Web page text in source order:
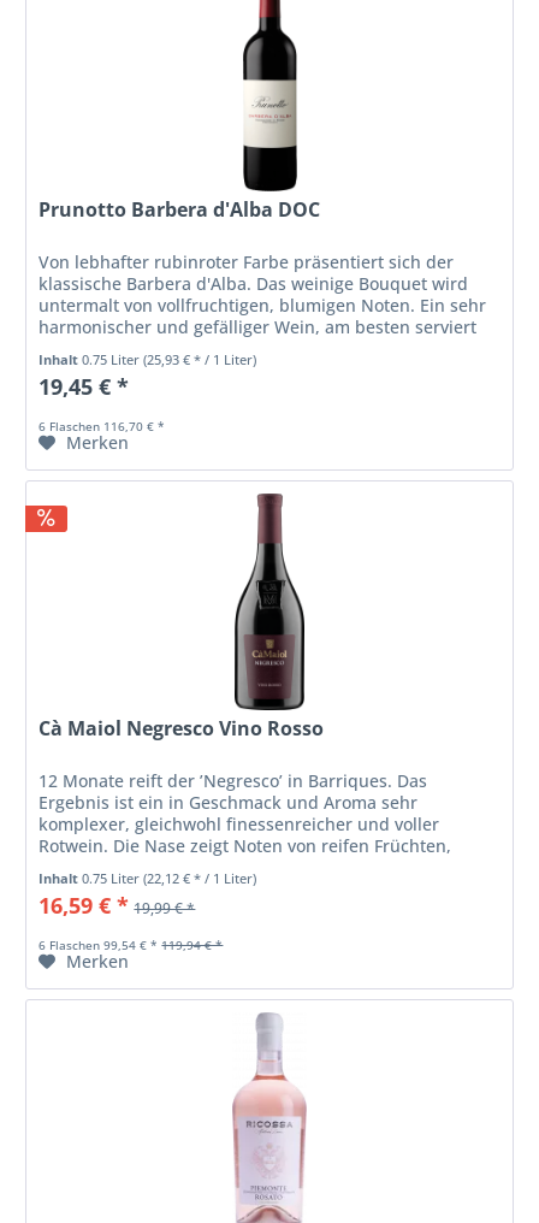
Prunotto Barbera d'Alba DOC
Von lebhafter rubinroter Farbe präsentiert sich der
klassische Barbera d'Alba. Das weinige Bouquet wird
untermalt von vollfruchtigen, blumigen Noten. Ein sehr
harmonischer und gefälliger Wein, am besten serviert
Inhalt0.75 Liter(25,93 € * / 1 Liter)
19,45 € *
6 Flaschen 116,70 € *
Merken
Cà Maiol Negresco Vino Rosso
12 Monate reift der ’Negresco’ in Barriques. Das
Ergebnis ist ein in Geschmack und Aroma sehr
komplexer, gleichwohl finessenreicher und voller
Rotwein. Die Nase zeigt Noten von reifen Früchten,
Tabak und Gewürzen.
Inhalt0.75 Liter(22,12 € * / 1 Liter)
16,59 € * 19,99 € *
6 Flaschen 99,54 € * 119,94 € *
Merken